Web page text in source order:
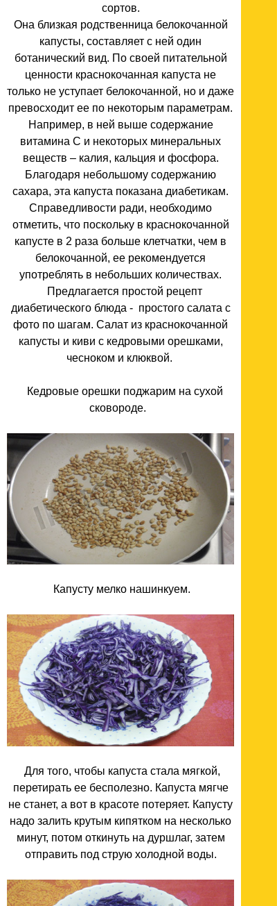
сортов.
Она близкая родственница белокочанной
капусты, составляет с ней один
ботанический вид. По своей питательной
ценности краснокочанная капуста не
только не уступает белокочанной, но и даже
превосходит ее по некоторым параметрам.
Например, в ней выше содержание
витамина С и некоторых минеральных
веществ – калия, кальция и фосфора.
Благодаря небольшому содержанию
сахара, эта капуста показана диабетикам.
Справедливости ради, необходимо
отметить, что поскольку в краснокочанной
капусте в 2 раза больше клетчатки, чем в
белокочанной, ее рекомендуется
употреблять в небольших количествах.
Предлагается простой рецепт
диабетического блюда - простого салата с
фото по шагам. Салат из краснокочанной
капусты и киви с кедровыми орешками,
чесноком и клюквой.
Кедровые орешки поджарим на сухой
сковороде.
Капусту мелко нашинкуем.
Для того, чтобы капуста стала мягкой,
перетирать ее бесполезно. Капуста мягче
не станет, а вот в красоте потеряет. Капусту
надо залить крутым кипятком на несколько
минут, потом откинуть на дуршлаг, затем
отправить под струю холодной воды.